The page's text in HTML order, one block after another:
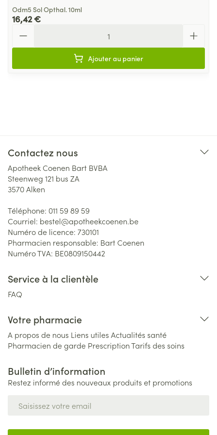
Odm5 Sol Opthal. 10ml
16,42 €
Ajouter au panier
Contactez nous
Apotheek Coenen Bart BVBA
Steenweg 121 bus ZA
3570Alken
Téléphone: 011 59 89 59
Courriel: bestel@apotheekcoenen.be
Numéro de licence: 730101
Pharmacien responsable: Bart Coenen
Numéro TVA: BE0809150442
Service à la clientèle
FAQ
Votre pharmacie
A propos de nous Liens utiles Actualités santé
Pharmacien de garde PrescriptionTarifs des soins
Bulletin d’information
Restez informé des nouveaux produits et promotions